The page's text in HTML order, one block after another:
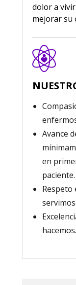
dolor a
mejorar su
Avance
en
paciente.
Respeto
hacemos.